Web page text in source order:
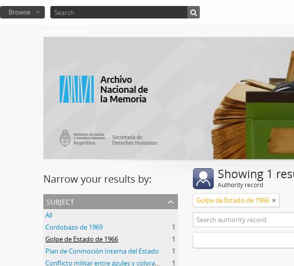
Browse
Narrow your results by:
subject
All
Cordobazo de 1969
1
Golpe de Estado de 1966
1
Plan de Conmoción Interna del Estado
1
1
Showing 1
Authority record
Golpe de Estado de 1966